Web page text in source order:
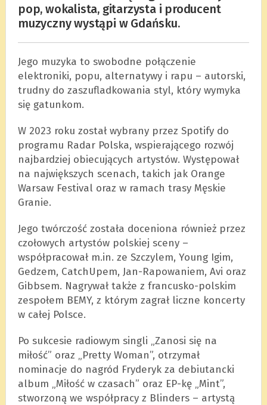
pop, wokalista, gitarzysta i producent
muzyczny wystąpi w Gdańsku.
Jego muzyka to swobodne połączenie
elektroniki, popu, alternatywy i rapu – autorski,
trudny do zaszufladkowania styl, który wymyka
się gatunkom.
W 2023 roku został wybrany przez Spotify do
programu Radar Polska, wspierającego rozwój
najbardziej obiecujących artystów. Występował
na największych scenach, takich jak Orange
Warsaw Festival oraz w ramach trasy Męskie
Granie.
Jego twórczość została doceniona również przez
czołowych artystów polskiej sceny –
współpracował m.in. ze Szczylem, Young Igim,
Gedzem, CatchUpem, Jan-Rapowaniem, Avi oraz
Gibbsem. Nagrywał także z francusko-polskim
zespołem BEMY, z którym zagrał liczne koncerty
w całej Polsce.
Po sukcesie radiowym singli „Zanosi się na
miłość” oraz „Pretty Woman”, otrzymał
nominacje do nagród Fryderyk za debiutancki
album „Miłość w czasach” oraz EP-kę „Mint”,
stworzoną we współpracy z Blinders – artystą